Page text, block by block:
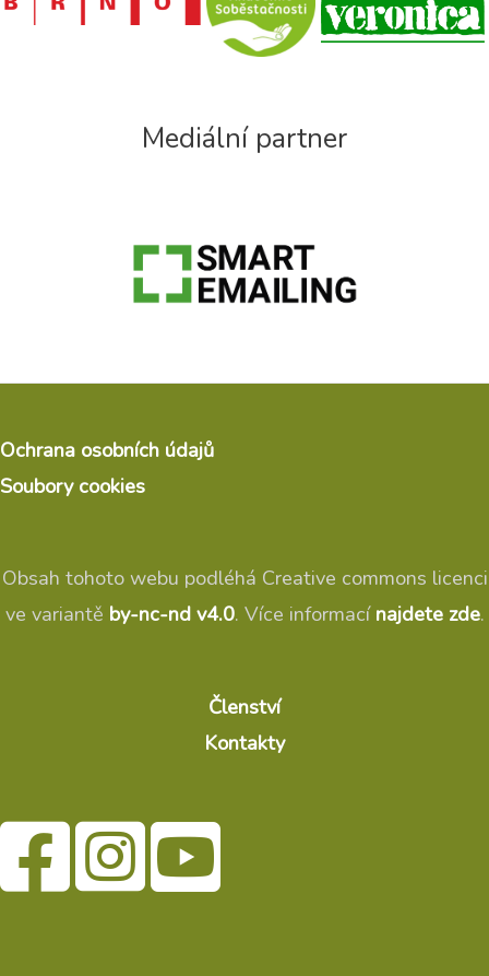
Mediální partner
Ochrana osobních údajů
Soubory cookies
Obsah tohoto webu podléhá Creative commons licenci
ve variantě by-nc-nd v4.0. Více informací najdete zde.
Členství
Kontakty